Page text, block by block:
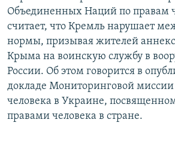
Объединенных Наций по правам
считает, что Кремль нарушает
нормы, призывая жителей
Крыма на воинскую службу в
России. Об этом говорится в
докладе Мониторинговой
человека в Украине,
правами человека в стране.